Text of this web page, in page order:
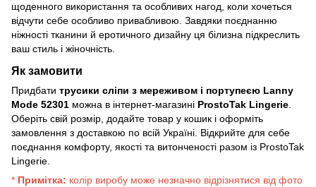
щоденного використання та особливих нагод, коли хочеться
відчути себе особливо привабливою. Завдяки поєднанню
ніжності тканини й еротичного дизайну ця білизна підкреслить
ваш стиль і жіночність.
Як замовити
Придбати трусики сліпи з мереживом і портупеєю Lanny
Mode 52301 можна в інтернет-магазині ProstoTak Lingerie
Оберіть свій розмір, додайте товар у кошик і оформіть
замовлення з доставкою по всій Україні. Відкрийте для себе
поєднання комфорту, якості та витонченості разом із ProstoTak
Lingerie.
* Примітка: колір виробу може незначно відрізнятися від фото